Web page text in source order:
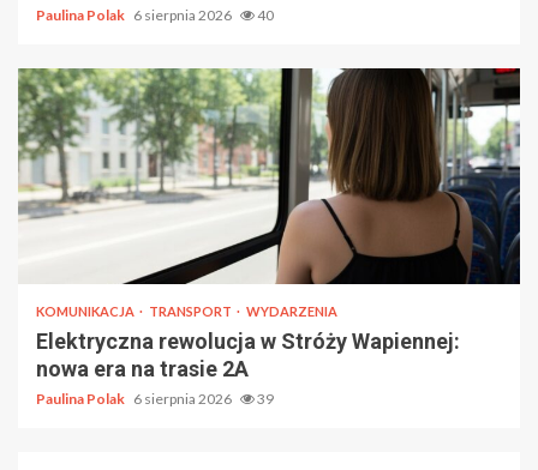
Paulina Polak 6 sierpnia 2026 40
KOMUNIKACJA TRANSPORT WYDARZENIA
Elektryczna rewolucja w Stróży Wapiennej:
nowa era na trasie 2A
Paulina Polak 6 sierpnia 2026 39